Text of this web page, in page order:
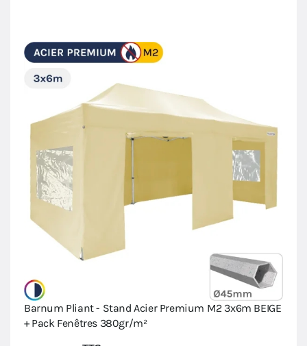
Barnum Pliant - Stand Acier Premium M2 3x6m BEIGE
+ Pack Fenêtres 380gr/m²